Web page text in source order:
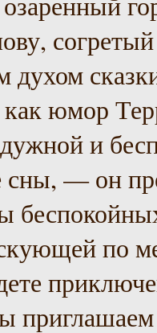
согретый
духом
юмор
и
сны, — он
по
приглашаем